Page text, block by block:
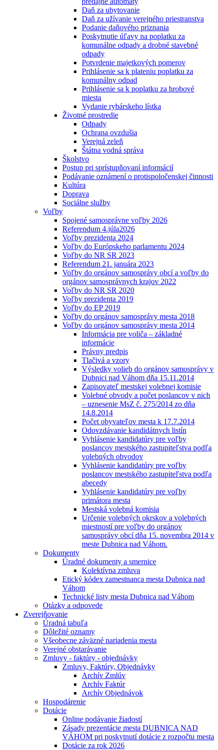
Daň za ubytovanie
Daň za užívanie verejného priestranstva
Podanie daňového priznania
Poskytnutie úľavy na poplatku za
komunálne odpady a drobné stavebné
odpady
Potvrdenie majetkových pomerov
Prihlásenie sa k plateniu poplatku za
komunálny odpad
Prihlásenie sa k poplatku za hrobové
miesta
Vydanie rybárskeho lístka
Životné prostredie
Odpady
Ochrana ovzdušia
Verejná zeleň
Štátna vodná správa
Školstvo
Postup pri sprístupňovaní informácií
Podávanie oznámení o protispoločenskej činnosti
Kultúra
Doprava
Sociálne služby
Voľby
Spojené samosprávne voľby 2026
Referendum 4.júla2026
Voľby prezidenta 2024
Voľby do Európskeho parlamentu 2024
Voľby do NR SR 2023
Referendum 21. januára 2023
Voľby do orgánov samosprávy obcí a voľby do
orgánov samosprávnych krajov 2022
Voľby do NR SR 2020
Voľby prezidenta 2019
Voľby do EP 2019
Voľby do orgánov samosprávy mesta 2018
Voľby do orgánov samosprávy mesta 2014
Informácia pre voliča – základné
informácie
Právny predpis
Tlačivá a vzory
Výsledky volieb do orgánov samosprávy v
Dubnici nad Váhom dňa 15.11.2014
Zapisovateľ mestskej volebnej komisie
Volebné obvody a počet poslancov v nich
– uznesenie MsZ č. 275/2014 zo dňa
14.8.2014
Počet obyvateľov mesta k 17.7.2014
Odovzdávanie kandidátnych listín
Vyhlásenie kandidatúry pre voľby
poslancov mestského zastupiteľstva podľa
volebných obvodov
Vyhlásenie kandidatúry pre voľby
poslancov mestského zastupiteľstva podľa
abecedy
Vyhlásenie kandidatúry pre voľby
primátora mesta
Mestská volebná komisia
Určenie volebných okrskov a volebných
miestností pre voľby do orgánov
samosprávy obcí dňa 15. novembra 2014 v
meste Dubnica nad Váhom.
Dokumenty
Úradné dokumenty a smernice
Kolektívna zmluva
Etický kódex zamestnanca mesta Dubnica nad
Váhom
Technické listy mesta Dubnica nad Váhom
Otázky a odpovede
Zverejňovanie
Úradná tabuľa
Dôležité oznamy
Všeobecne záväzné nariadenia mesta
Verejné obstarávanie
Zmluvy - faktúry - objednávky
Zmluvy, Faktúry, Objednávky
Archív Zmlúv
Archív Faktúr
Archív Objednávok
Hospodárenie
Dotácie
Online podávanie žiadostí
Zásady prezentácie mesta DUBNICA NAD
VÁHOM pri poskytnutí dotácie z rozpočtu mesta
Dotácie za rok 2026